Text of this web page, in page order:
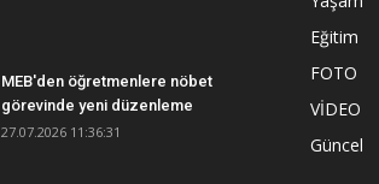
MEB'den öğretmenlere nöbet
görevinde yeni düzenleme
27.07.2026 11:36:31
Eğitim
FOTO
VİDEO
Güncel